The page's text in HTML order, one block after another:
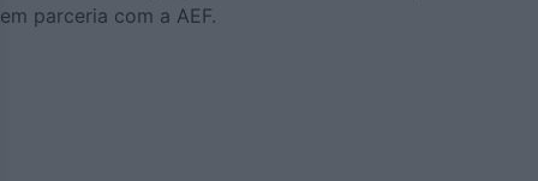
em parceria com a AEF.